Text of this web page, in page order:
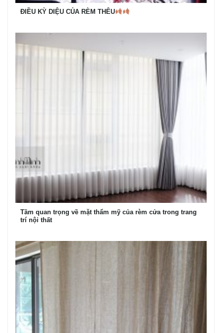
ĐIỀU KỲ DIỆU CỦA RÈM THÊU
Tầm quan trọng về mặt thẩm mỹ của rèm cửa trong trang
trí nội thất